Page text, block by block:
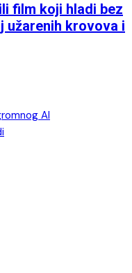
film koji hladi bez
užarenih krovova i